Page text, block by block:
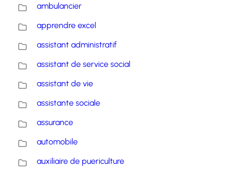
ambulancier
apprendre excel
assistant administratif
assistant de service social
assistant de vie
assistante sociale
assurance
automobile
auxiliaire de puericulture